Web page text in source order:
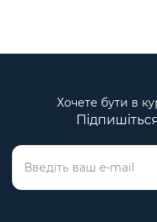
Хочете бути в